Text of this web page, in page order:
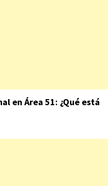
en Área 51: ¿Qué está